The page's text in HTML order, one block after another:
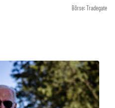
Börse: Tradegate